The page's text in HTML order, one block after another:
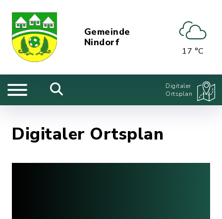
Gemeinde
Nindorf
17 °C
Digitaler
Ortsplan
Digitaler Ortsplan